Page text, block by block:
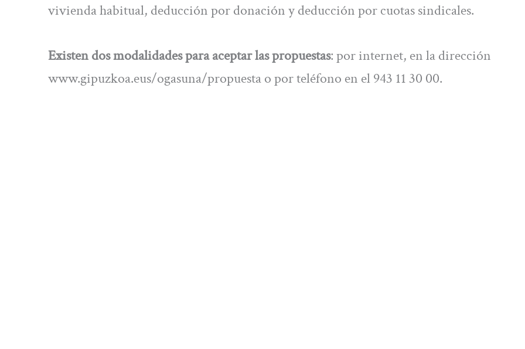
vivienda habitual, deducción por donación y deducción por cuotas sindicales.
Existen dos modalidades para aceptar las propuestas: por internet, en la dirección
www.gipuzkoa.eus/ogasuna/propuesta o por teléfono en el 943 11 30 00.